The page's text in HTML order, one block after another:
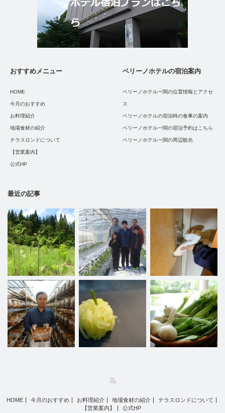
おすすめメニュー
HOME
今月のおすすめ
お料理紹介
地場食材の紹介
テラスロンドについて
【営業案内】
公式HP
ベリーノホテルの宿泊案内
ベリーノホテル一関の位置情報とアクセ
ス
ベリーノホテルの宿泊時の食事の案内
ベリーノホテル一関の宿泊予約はこちら
ベリーノホテル一関の周辺観光
最近の記事
HOME 今月のおすすめ お料理紹介 地場食材の紹介
テラスロンドについて
【営業案内】
公式HP